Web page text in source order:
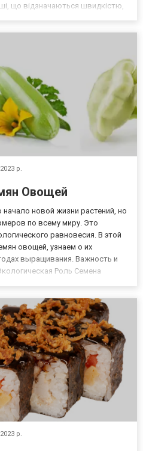
що відзначаються швидкістю,
р.
Овощей
новой жизни растений, но
по всему миру. Это
равновесия. В этой
овощей, узнаем о их
выращивания. Важность и
Роль Семена
р.